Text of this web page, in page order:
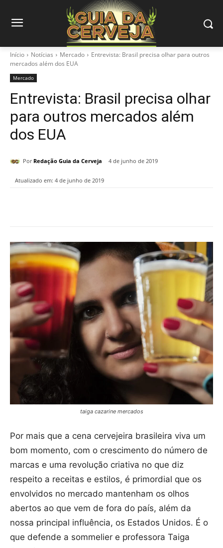
Início Notícias Mercado
Entrevista: Brasil precisa olhar para outros
mercados além dos EUA
Mercado
Entrevista: Brasil precisa olhar
para outros mercados além
dos EUA
Por Redação Guia da Cerveja 4 de junho de 2019
Atualizado em: 4 de junho de 2019
taiga cazarine mercados
Por mais que a cena cervejeira brasileira viva um
bom momento, com o crescimento do número de
marcas e uma revolução criativa no que diz
respeito a receitas e estilos, é primordial que os
envolvidos no mercado mantenham os olhos
abertos ao que vem de fora do país, além da
nossa principal influência, os Estados Unidos. É o
que defende a sommelier e professora Taiga